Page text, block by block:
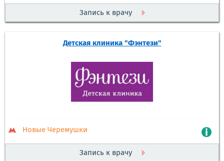
Запись к врачу
Детская клиника "Фэнтези"
Новые Черемушки
Запись к врачу